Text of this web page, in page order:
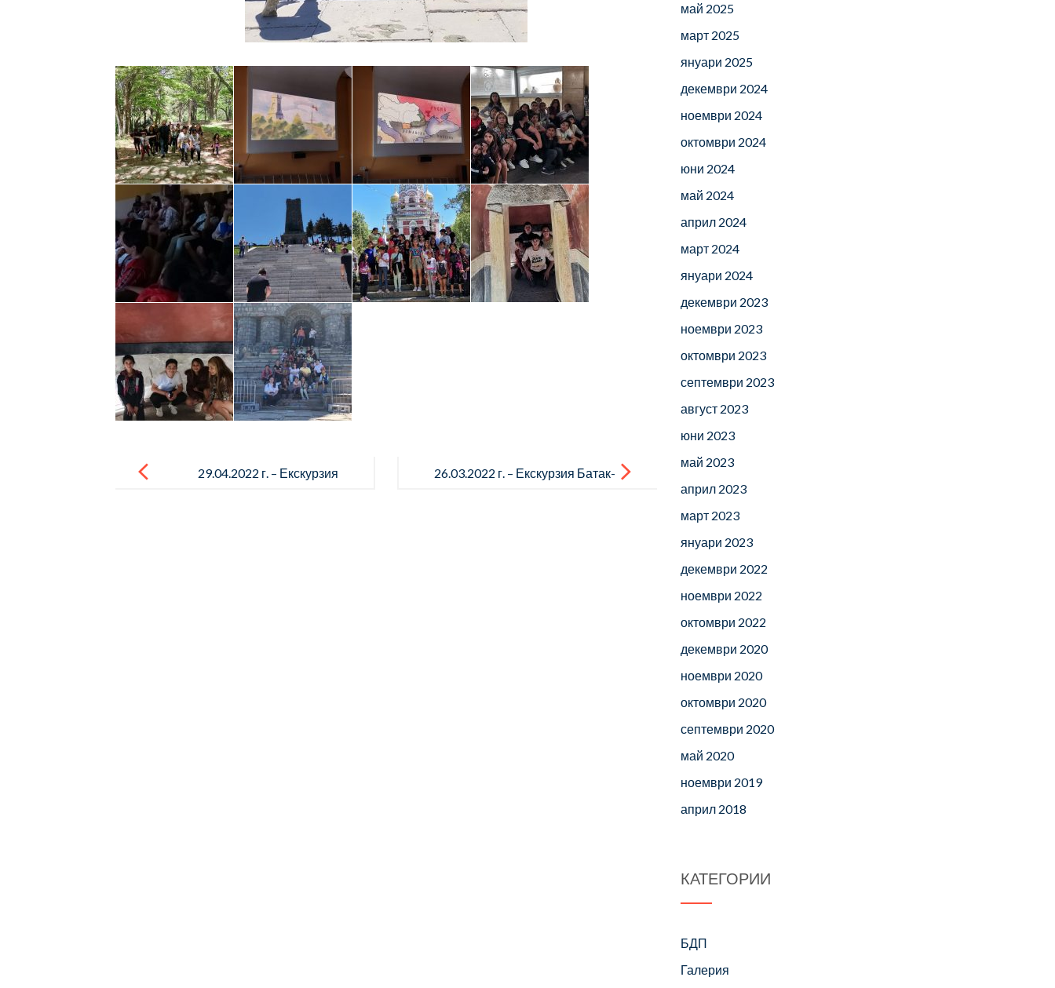
navigation
29.04.2022 г. – Екскурзия
26.03.2022 г. – Екскурзия Батак-
май 2025
март 2025
януари 2025
декември 2024
ноември 2024
октомври 2024
юни 2024
май 2024
април 2024
март 2024
януари 2024
декември 2023
ноември 2023
октомври 2023
септември 2023
август 2023
юни 2023
май 2023
април 2023
март 2023
януари 2023
декември 2022
ноември 2022
октомври 2022
декември 2020
ноември 2020
октомври 2020
септември 2020
май 2020
ноември 2019
април 2018
КАТЕГОРИИ
БДП
Галерия